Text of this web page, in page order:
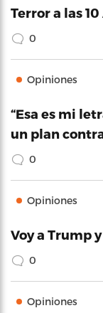
Terror a las 10
0
Opiniones
“Esa es mi
un plan
0
Opiniones
Voy a Trump
0
Opiniones